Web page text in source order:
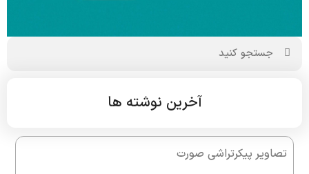
آخرین نوشته ها
تصاویر پیکرتراشی صورت